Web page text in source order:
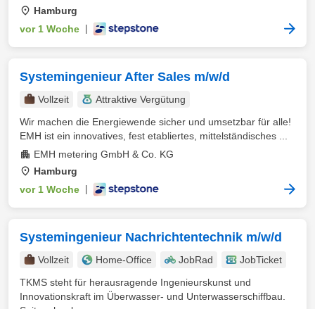
Hamburg
vor 1 Woche
Systemingenieur After Sales m/w/d
Vollzeit
Attraktive Vergütung
Wir machen die Energiewende sicher und umsetzbar für alle!
EMH ist ein innovatives, fest etabliertes, mittelständisches ...
EMH metering GmbH & Co. KG
Hamburg
vor 1 Woche
Systemingenieur Nachrichtentechnik m/w/d
Vollzeit Home-Office JobRad
JobTicket
TKMS steht für herausragende Ingenieurskunst und
Innovationskraft im Überwasser- und Unterwasserschiffbau.